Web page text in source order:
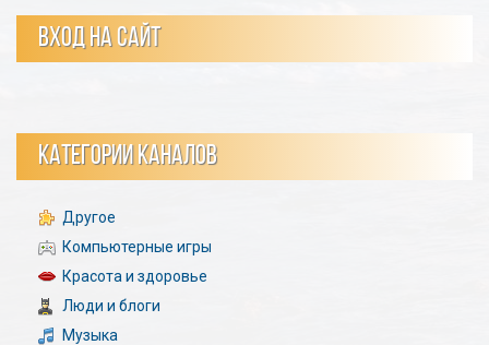
ВХОД НА САЙТ
КАТЕГОРИИ КАНАЛОВ
Другое
Компьютерные игры
Красота и здоровье
Люди и блоги
Музыка